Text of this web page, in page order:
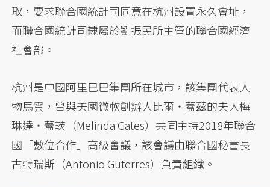
取，要求聯合國統計司同意在杭州設置永久會址，
而聯合國統計司隸屬於劉振民所主管的聯合國經濟
社會部。
杭州是中國阿里巴巴集團所在城市，該集團代表人
物馬雲，曾與美國微軟創辦人比爾・蓋茲的夫人梅
琳達・蓋茨（Melinda Gates）共同主持2018年聯合
國「數位合作」高級會議，該會議由聯合國秘書長
古特瑞斯（Antonio Guterres）負責組織。